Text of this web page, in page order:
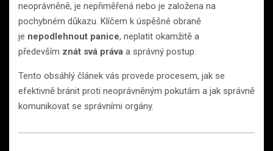
neoprávněně, je nepřiměřená nebo je založena na
pochybném důkazu. Klíčem k úspěšné obraně
je nepodlehnout panice, neplatit okamžitě a
především znát svá práva a správný postup.
Tento obsáhlý článek vás provede procesem, jak se
efektivně bránit proti neoprávněným pokutám a jak správně
komunikovat se správními orgány.